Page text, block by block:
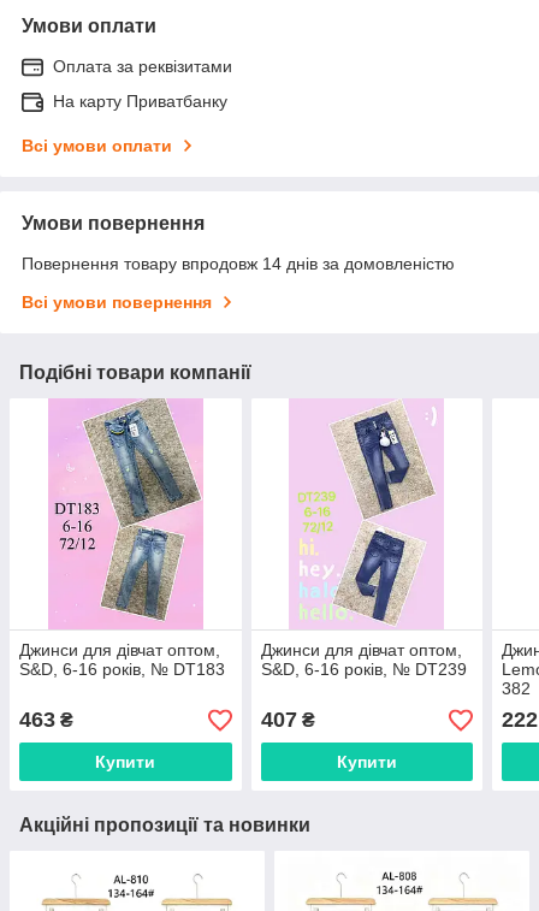
Умови оплати
Оплата за реквізитами
На карту Приватбанку
Всі умови оплати
Умови повернення
Повернення товару впродовж 14 днів за домовленістю
Всі умови повернення
Подібні товари компанії
Джинси для дівчат оптом,
S&D, 6-16 років, № DT183
463 ₴
Купити
Джинси для дівчат оптом,
S&D, 6-16 років, № DT239
407₴
Купити
382
222
Акційні пропозиції та новинки